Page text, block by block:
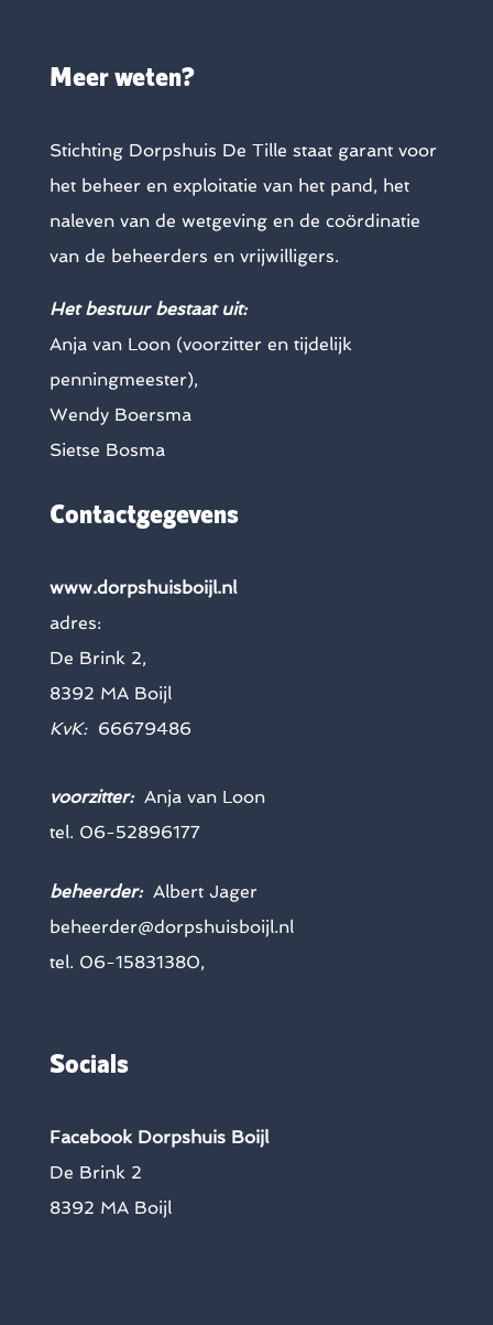
Meer weten?
Stichting Dorpshuis De Tille staat garant voor
het beheer en exploitatie van het pand, het
naleven van de wetgeving en de coördinatie
van de beheerders en vrijwilligers.
Het bestuur bestaat uit:
Anja van Loon (voorzitter en tijdelijk
penningmeester),
Wendy Boersma
Sietse Bosma
Contactgegevens
www.dorpshuisboijl.nl
adres:
De Brink 2,
8392 MA Boijl
KvK:66679486
voorzitter: Anja van Loon
tel. 06-52896177
beheerder: Albert Jager
beheerder@dorpshuisboijl.nl
tel. 06-15831380,
Socials
Facebook Dorpshuis Boijl
De Brink 2
8392 MA Boijl